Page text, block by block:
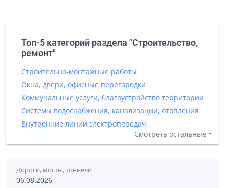
Топ-5 категорий раздела "Строительство,
ремонт"
Строительно-монтажные работы
Окна, двери, офисные перегородки
Коммунальные услуги, благоустройство территории
Системы водоснабжения, канализации, отопления
Внутренние линии электропередач
Смотреть остальные
Дороги, мосты, тоннели
06.08.2026